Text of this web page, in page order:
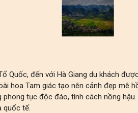
Quốc, đến với Hà Giang du khách
hoa Tam giác tạo nên cảnh đẹp mê
tục độc đáo, tính cách nồng
quốc tế.